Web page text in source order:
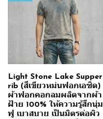
Light Stone Lake Supper
rib (สีเขียวหม่นฟอกเอซิด)
ผ้าฟอกคอกลมผลิตจากผ้า
ฝ้าย 100% ให้ความรู้สึกนุ่ม
ฟู เบาสบาย เป็นมิตรต่อผิว